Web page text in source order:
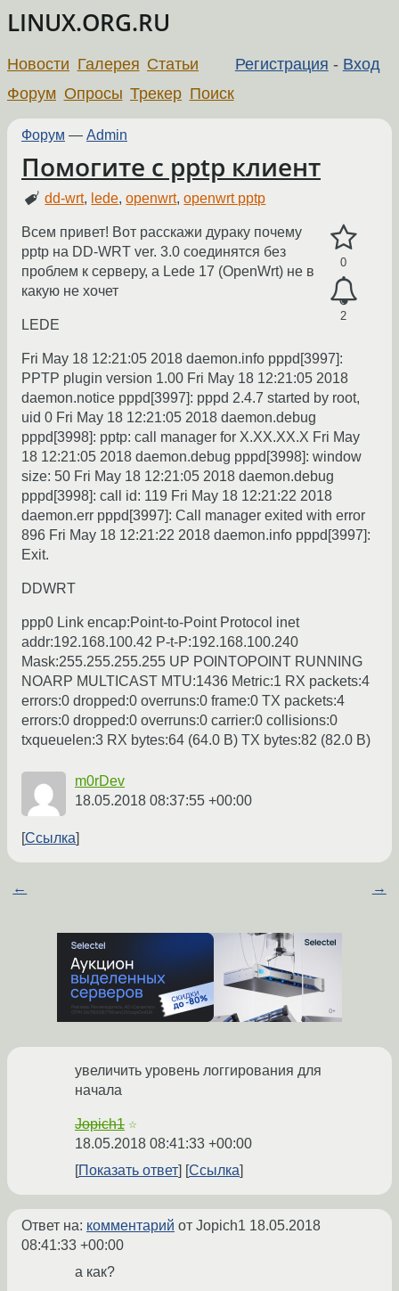
LINUX.ORG.RU
Регистрация - Вход
Новости Галерея Статьи
Форум Опросы Трекер Поиск
Форум — Admin
Помогите с pptp клиент
dd-wrt, lede,openwrt,openwrt pptp
0
2
Всем привет! Вот расскажи дураку почему
pptp на DD-WRT ver. 3.0 соединятся без
проблем к серверу, а Lede 17 (OpenWrt) не в
какую не хочет
LEDE
Fri May 18 12:21:05 2018 daemon.info pppd[3997]:
PPTP plugin version 1.00 Fri May 18 12:21:05 2018
daemon.notice pppd[3997]: pppd 2.4.7 started by root,
uid 0 Fri May 18 12:21:05 2018 daemon.debug
pppd[3998]: pptp: call manager for Х.ХХ.ХХ.Х Fri May
18 12:21:05 2018 daemon.debug pppd[3998]: window
size: 50 Fri May 18 12:21:05 2018 daemon.debug
pppd[3998]: call id: 119 Fri May 18 12:21:22 2018
daemon.err pppd[3997]: Call manager exited with error
896 Fri May 18 12:21:22 2018 daemon.info pppd[3997]:
Exit.
DDWRT
ppp0 Link encap:Point-to-Point Protocol inet
addr:192.168.100.42 P-t-P:192.168.100.240
Mask:255.255.255.255 UP POINTOPOINT RUNNING
NOARP MULTICAST MTU:1436 Metric:1 RX packets:4
errors:0 dropped:0 overruns:0 frame:0 TX packets:4
errors:0 dropped:0 overruns:0 carrier:0 collisions:0
txqueuelen:3 RX bytes:64 (64.0 B) TX bytes:82 (82.0 B)
m0rDev
18.05.2018 08:37:55 +00:00
Ссылка
← →
увеличить уровень логгирования для
начала
Jopich1 ☆
18.05.2018 08:41:33 +00:00
Показать ответ
Ссылка
Ответ на: комментарий от Jopich1 18.05.2018
08:41:33 +00:00
а как?